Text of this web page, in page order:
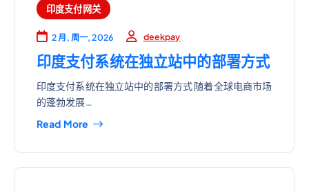
印度支付网关
2 月, 周一, 2026 deekpay
印度支付系统在独立站中的部署方式
印度支付系统在独立站中的部署方式 随着全球电商市场
的蓬勃发展…
Read More